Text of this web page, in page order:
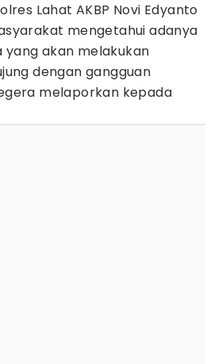
Lahat AKBP Novi Edyanto
mengetahui adanya
akan melakukan
dengan gangguan
melaporkan kepada